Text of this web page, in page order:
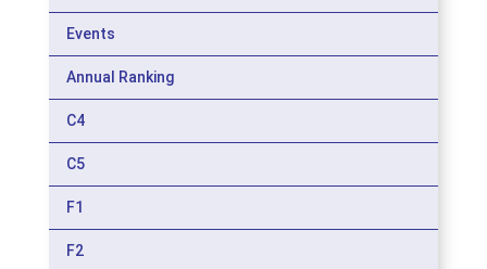
Events
Annual Ranking
C4
C5
F1
F2